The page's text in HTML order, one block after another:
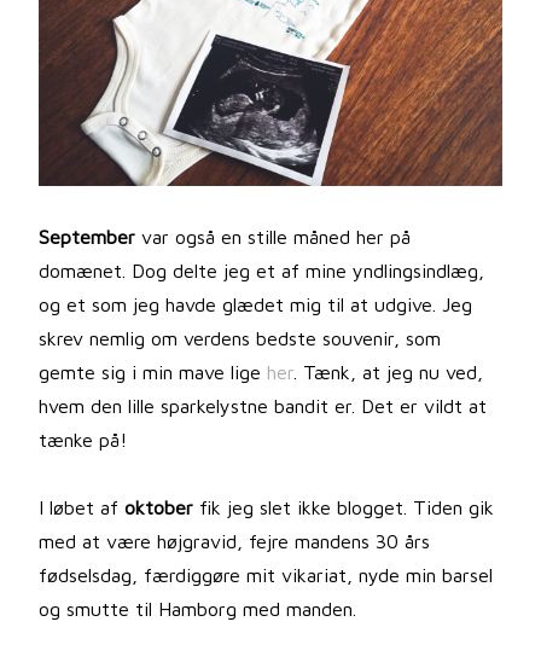
September var også en stille måned her på
domænet. Dog delte jeg et af mine yndlingsindlæg,
og et som jeg havde glædet mig til at udgive. Jeg
skrev nemlig om verdens bedste souvenir, som
gemte sig i min mave lige her . Tænk, at jeg nu ved,
hvem den lille sparkelystne bandit er. Det er vildt at
tænke på!
I løbet afoktober fik jeg slet ikke blogget. Tiden gik
med at være højgravid, fejre mandens 30 års
fødselsdag, færdiggøre mit vikariat, nyde min barsel
og smutte til Hamborg med manden.